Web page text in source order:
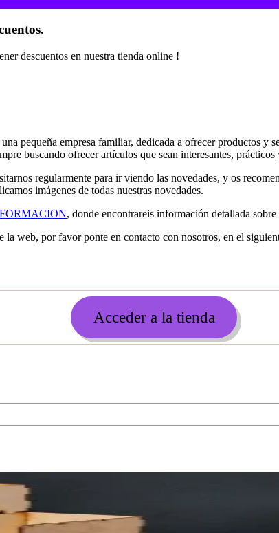
descuentos en nuestra tienda online !
pequeña empresa familiar, dedicada a ofrecer productos y
buscando ofrecer artículos que sean interesantes,
regularmente para ir viendo las novedades, y os
imágenes de todas nuestras novedades.
, donde encontrareis información detallada
web, por favor ponte en contacto con nosotros, en el
Acceder a la tienda